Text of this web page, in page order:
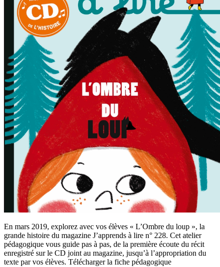
En mars 2019, explorez avec vos élèves « L’Ombre du loup », la
grande histoire du magazine J’apprends à lire n° 228. Cet atelier
pédagogique vous guide pas à pas, de la première écoute du récit
enregistré sur le CD joint au magazine, jusqu’à l’appropriation du
texte par vos élèves. Télécharger la fiche pédagogique